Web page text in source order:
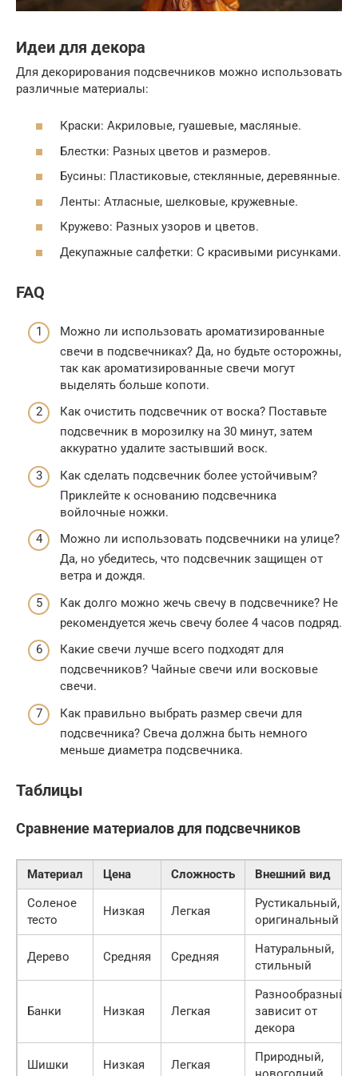
Идеи для декора
Для декорирования подсвечников можно использовать
различные материалы:
Краски: Акриловые, гуашевые, масляные.
Блестки: Разных цветов и размеров.
Бусины: Пластиковые, стеклянные, деревянные.
Ленты: Атласные, шелковые, кружевные.
Кружево: Разных узоров и цветов.
Декупажные салфетки: С красивыми рисунками.
FAQ
Можно ли использовать ароматизированные
свечи в подсвечниках? Да, но будьте осторожны,
так как ароматизированные свечи могут
выделять больше копоти.
Как очистить подсвечник от воска? Поставьте
подсвечник в морозилку на 30 минут, затем
аккуратно удалите застывший воск.
Как сделать подсвечник более устойчивым?
Приклейте к основанию подсвечника
войлочные ножки.
Можно ли использовать подсвечники на улице?
Да, но убедитесь, что подсвечник защищен от
ветра и дождя.
Как долго можно жечь свечу в подсвечнике? Не
рекомендуется жечь свечу более 4 часов подряд.
Какие свечи лучше всего подходят для
подсвечников? Чайные свечи или восковые
свечи.
Как правильно выбрать размер свечи для
подсвечника? Свеча должна быть немного
меньше диаметра подсвечника.
Таблицы
Сравнение материалов для подсвечников
Материал Цена Сложность
Внешний вид
Соленое
тесто
Низкая Легкая
Рустикальный,
оригинальный
Дерево Средняя Средняя
Натуральный,
стильный
Банки Низкая Легкая
Разнообразный,
зависит от
декора
Шишки Низкая Легкая
Природный,